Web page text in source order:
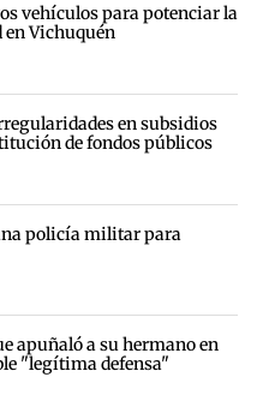
vehículos para potenciar la
Vichuquén
en subsidios
de fondos públicos
policía militar para
apuñaló a su hermano en
"legítima defensa"